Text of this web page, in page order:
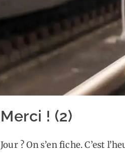
Merci ! (2)
Jour ? On s’en fiche. C’est